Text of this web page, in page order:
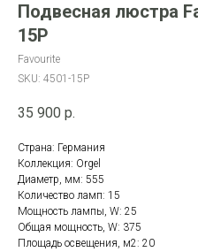
Подвесная люстра
15P
Favourite
SKU: 4501-15P
35 900 р.
Страна: Германия
Коллекция: Orgel
Диаметр, мм: 555
Количество ламп: 15
Мощность лампы, W: 25
Общая мощность, W: 375
Площадь освещения, м2: 20